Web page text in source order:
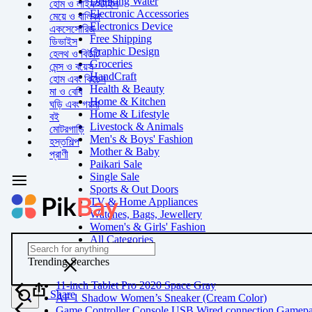
Electronic Accessories
Electronics Device
Free Shipping
Graphic Design
Groceries
HandCraft
Health & Beauty
Home & Kitchen
Home & Lifestyle
Livestock & Animals
Men's & Boys' Fashion
Mother & Baby
Paikari Sale
Single Sale
Sports & Out Doors
TV & Home Appliances
Watches, Bags, Jewellery
Women's & Girls' Fashion
All Categories
হোম ও লাইফস্টাইল
মেয়ে ও বালিকা
একসেসোরিজ
ডিভাইস
হেলথ ও বিউটি
মেন্স ও বয়েস
হোম এবং কিচেন
মা ও বেবি
ঘড়ি এবং গয়না
বই
মোটরগাড়ি
হস্তশিল্প
প্রাণী
Trending Searches
11-inch Tablet Pro 2020 Space Gray
AF 1 Shadow Women’s Sneaker (Cream Color)
Share